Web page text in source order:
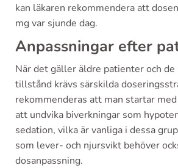
kan läkaren rekommendera att
mg var sjunde dag.
Anpassningar efter
När det gäller äldre patienter och de
tillstånd krävs särskilda
rekommenderas att man startar
att undvika biverkningar som
sedation, vilka är vanliga i dessa
som lever- och njursvikt behöver
dosanpassning.